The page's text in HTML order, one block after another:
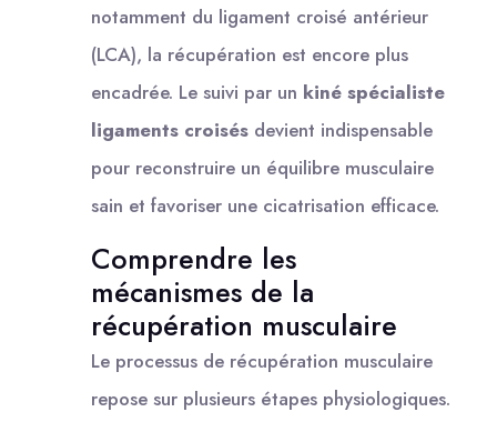
notamment du ligament croisé antérieur
(LCA), la récupération est encore plus
encadrée. Le suivi par un kiné spécialiste
ligaments croisés devient indispensable
pour reconstruire un équilibre musculaire
sain et favoriser une cicatrisation efficace.
Comprendre les
mécanismes de la
récupération musculaire
Le processus de récupération musculaire
repose sur plusieurs étapes physiologiques.